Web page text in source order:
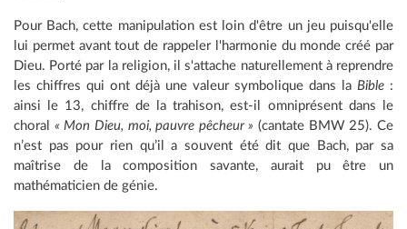
Pour Bach, cette manipulation est loin d'être un jeu puisqu'elle
lui permet avant tout de rappeler l'harmonie du monde créé par
Dieu. Porté par la religion, il s'attache naturellement à reprendre
les chiffres qui ont déjà une valeur symbolique dans la Bible :
ainsi le 13, chiffre de la trahison, est-il omniprésent dans le
choral « Mon Dieu, moi, pauvre pêcheur » (cantate BMW 25). Ce
n’est pas pour rien qu’il a souvent été dit que Bach, par sa
maîtrise de la composition savante, aurait pu être un
mathématicien de génie.